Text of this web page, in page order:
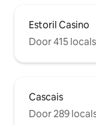
Estoril Casino
Door 415
Cascais
Door 289